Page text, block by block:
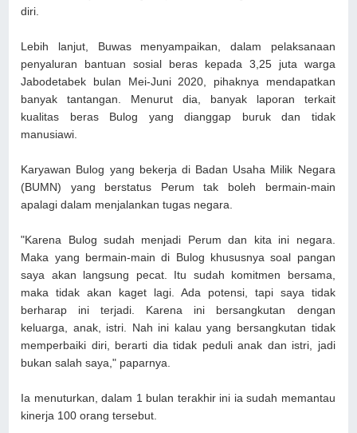
diri.
Lebih lanjut, Buwas menyampaikan, dalam pelaksanaan
penyaluran bantuan sosial beras kepada 3,25 juta warga
Jabodetabek bulan Mei-Juni 2020, pihaknya mendapatkan
banyak tantangan. Menurut dia, banyak laporan terkait
kualitas beras Bulog yang dianggap buruk dan tidak
manusiawi.
Karyawan Bulog yang bekerja di Badan Usaha Milik Negara
(BUMN) yang berstatus Perum tak boleh bermain-main
apalagi dalam menjalankan tugas negara.
"Karena Bulog sudah menjadi Perum dan kita ini negara.
Maka yang bermain-main di Bulog khususnya soal pangan
saya akan langsung pecat. Itu sudah komitmen bersama,
maka tidak akan kaget lagi. Ada potensi, tapi saya tidak
berharap ini terjadi. Karena ini bersangkutan dengan
keluarga, anak, istri. Nah ini kalau yang bersangkutan tidak
memperbaiki diri, berarti dia tidak peduli anak dan istri, jadi
bukan salah saya," paparnya.
Ia menuturkan, dalam 1 bulan terakhir ini ia sudah memantau
kinerja 100 orang tersebut.